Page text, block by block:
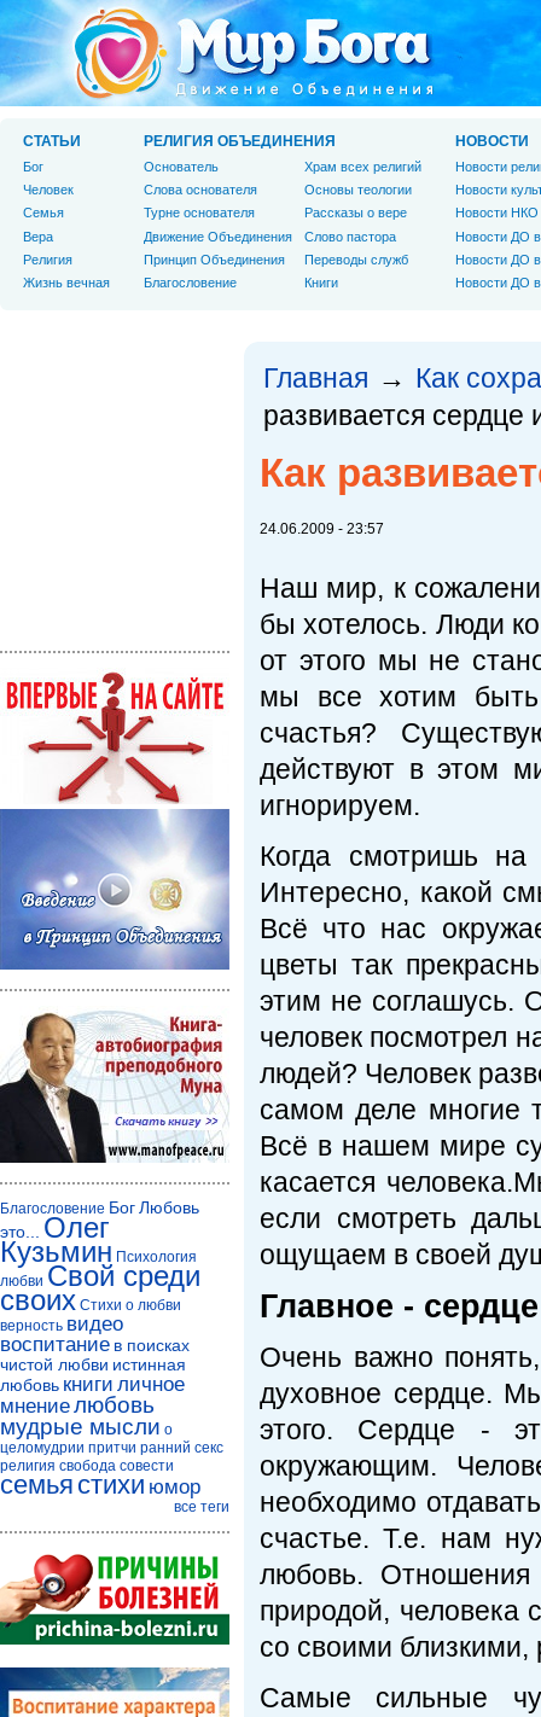
Главная → Как
развивается сердце
Как
24.06.2009 - 23:57
Наш мир, к
бы хотелось. Люди
от этого мы не
мы все хотим
счастья?
действуют в этом
игнорируем.
Когда смотришь на
Интересно, какой
Всё что нас
цветы так
этим не соглашусь.
человек посмотрел
людей? Человек
самом деле многие
Всё в нашем мире
касается
если смотреть
ощущаем в своей
Главное - сердце
Очень важно
духовное сердце.
этого. Сердце -
окружающим.
необходимо
счастье. Т.е. нам
любовь. Отношения
природой, человека
со своими близкими,
Самые сильные
СТАТЬИ
Бог
Человек
Cемья
Вера
Религия
Жизнь вечная
РЕЛИГИЯ ОБЪЕДИНЕНИЯ
Основатель
Слова основателя
Турне основателя
Движение Объединения
Принцип Объединения
Благословение
Храм всех религий
Основы теологии
Рассказы о вере
Слово пастора
Переводы служб
Книги
НОВОСТИ
Новости
Новости
Новости НКО
Новости ДО
Новости ДО
Новости ДО
Благословение БогЛюбовь
это...
Олег
Кузьмин Психология
любви Свой среди
своих Стихи о любви
верность видео
воспитание в поисках
чистой любви истинная
любовь книги личное
мнениелюбовь
мудрые мысли о
целомудрии притчи ранний секс
религия свобода совести
семья стихи юмор
все теги